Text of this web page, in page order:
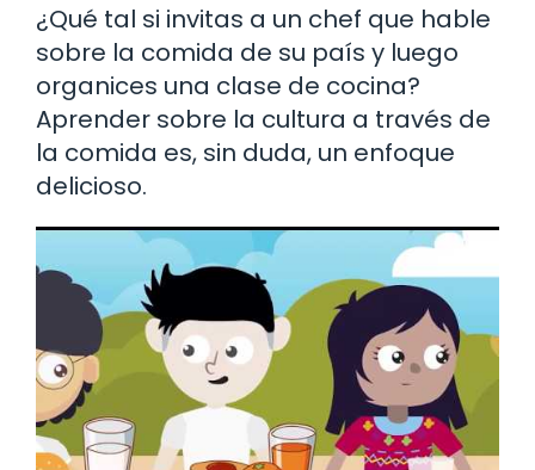
¿Qué tal si invitas a un chef que hable
sobre la comida de su país y luego
organices una clase de cocina?
Aprender sobre la cultura a través de
la comida es, sin duda, un enfoque
delicioso.